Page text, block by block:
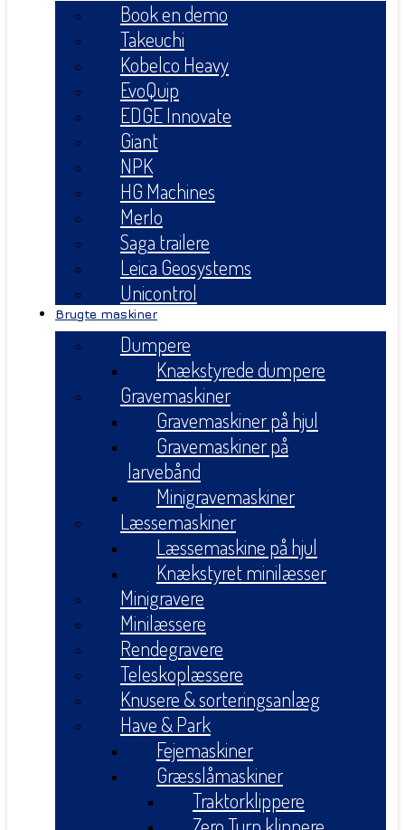
Book en demo
Takeuchi
Kobelco Heavy
EvoQuip
EDGE Innovate
Giant
NPK
HG Machines
Merlo
Saga trailere
Leica Geosystems
Unicontrol
Brugte maskiner
Dumpere
Knækstyrede dumpere
Gravemaskiner
Gravemaskiner på hjul
Gravemaskiner på
larvebånd
Minigravemaskiner
Læssemaskiner
Læssemaskine på hjul
Knækstyret minilæsser
Minigravere
Minilæssere
Rendegravere
Teleskoplæssere
Knusere & sorteringsanlæg
Have & Park
Fejemaskiner
Græsslåmaskiner
Traktorklippere